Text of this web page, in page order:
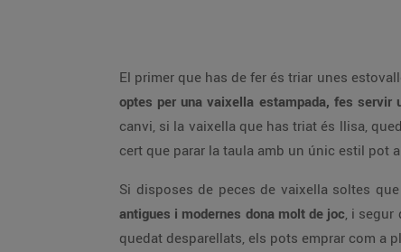
El primer que has de fer és triar unes
optes per una vaixella estampada, fes
canvi, si la vaixella que has triat és llisa,
cert que parar la taula amb un únic estil pot
Si disposes de peces de vaixella soltes
antigues i modernes dona molt de joc, i segur
quedat desparellats, els pots emprar com a